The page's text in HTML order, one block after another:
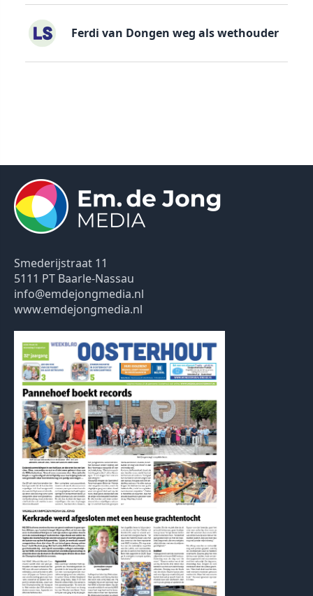
Ferdi van Dongen weg als wethouder
Smederijstraat 11
5111 PT Baarle-Nassau
info@emdejongmedia.nl
www.emdejongmedia.nl